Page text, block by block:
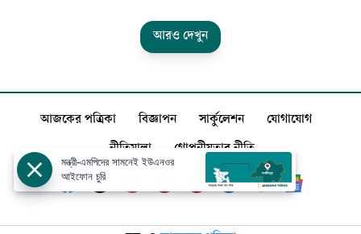
আরও দেখুন
আজকের পত্রিকা বিজ্ঞাপন সার্কুলেশন যোগাযোগ
নীতিমালা গোপনীয়তার নীতি
মন্ত্রী-এমপিদের সামনেই ইউএনওর
আইফোন চুরি